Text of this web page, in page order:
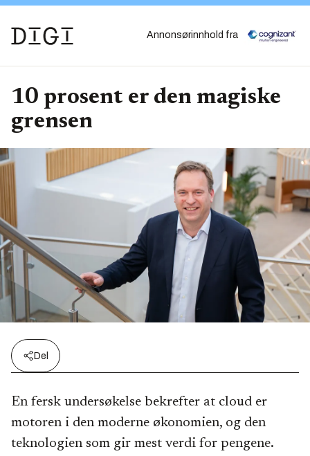
Annonsørinnhold fra
10 prosent er den magiske
grensen
Del
En fersk undersøkelse bekrefter at cloud er
motoren i den moderne økonomien, og den
teknologien som gir mest verdi for pengene.